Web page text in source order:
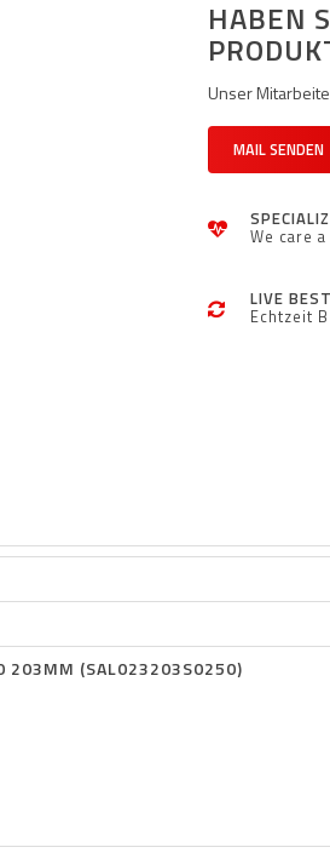
HABEN
Unser
MAIL SENDEN
We care
LIVE
Echtzeit
203MM (SAL023203S0250)